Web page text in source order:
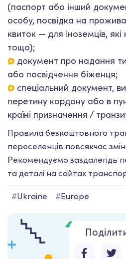
(паспорт або інший
особу, посвідка на
квиток — для іноземців, які
тощо);
документ про надання
або посвідчення біженця;
спеціальний документ,
перетину кордону або в
країні призначення /
Правила безкоштовного
переселенців повсякчас
Рекомендуємо заздалегідь
та деталі на сайтах
#Ukraine #Europe